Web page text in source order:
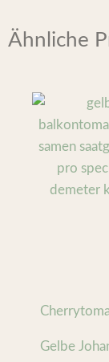
Ähnliche
Gelbe